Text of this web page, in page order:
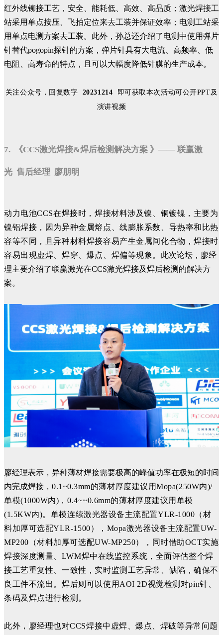
红外线铆接工艺，安全、能耗低、高效、高品质；激光焊接工
站采用单点按压、飞拍定位来去工装并保证效率；电测工站采
用单点电测方案去工装。此外，孙总还介绍了电测中使用弹片
针替代pogopin探针的方案，弹片针具有大电流、高频率、低
电阻、高寿命的特点，且可以大幅度降低针膜的生产成本。
关注公众号，回复数字 20231214 即可获取本次活动可公开PPT及
演讲视频
7. 《CCS激光焊接&焊后检测解决方案 》—— 联赢激
光 售后经理 廖朋明
动力电池CCS在焊接时，焊接材料涉及镍、铜镀镍，主要为
镍铝焊接，因为异种金属熔点、线膨胀系数、导热率和比热
容等不同，且异种材料焊接容易产生金属间化合物，焊接时
容易出现虚焊、焊穿、爆点、焊偏等现象。 此次论坛，廖经
理主要介绍了联赢激光在CCS激光焊接及焊后检测的解决方
案。
廖经理表示，异种薄材焊接需要极高的峰值功率在极短的时间
内完成焊接， 0.1~0.3mm的薄材厚度建议用Mopa(250W内)/
单模(1000W内)，0.4~~0.6mm的薄材厚度建议用单模
(1.5KW内)。单模连续激光器设备主流配置YLR-1000（材
料加厚可选配YLR-1500），Mopa激光器设备主流配置UW-
MP200（材料加厚可选配UW-MP250），同时借助OCT实施
焊接深度测量、 LWM焊中在线监控系统 ，全面评估整个焊
接工艺重复性、一致性，实时监测工艺异常、缺陷，确保不
良工件不流出。焊后则可以使用AOI 2D视觉检测对pin针、
条码及焊点进行检测。
此外，廖经理也对CCS焊接中虚焊、爆点、焊破等异常问题